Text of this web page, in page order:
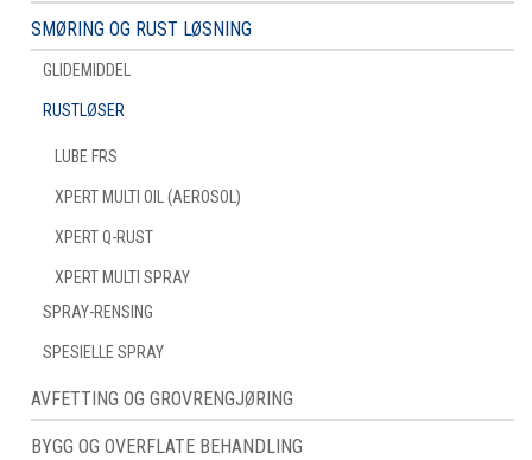
SMØRING OG RUST LØSNING
GLIDEMIDDEL
RUSTLØSER
LUBE FRS
XPERT MULTI OIL (AEROSOL)
XPERT Q-RUST
XPERT MULTI SPRAY
SPRAY-RENSING
SPESIELLE SPRAY
AVFETTING OG GROVRENGJØRING
BYGG OG OVERFLATE BEHANDLING